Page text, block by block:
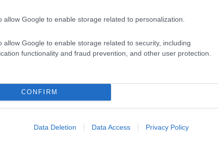
allow Google to enable storage related to personalization.
allow Google to enable storage related to security, including
functionality and fraud prevention, and other user protection.
CONFIRM
Data Deletion Data Access Privacy Policy
ΕΛΛΑΔΑ